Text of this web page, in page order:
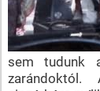
sem tudunk
zarándoktól.